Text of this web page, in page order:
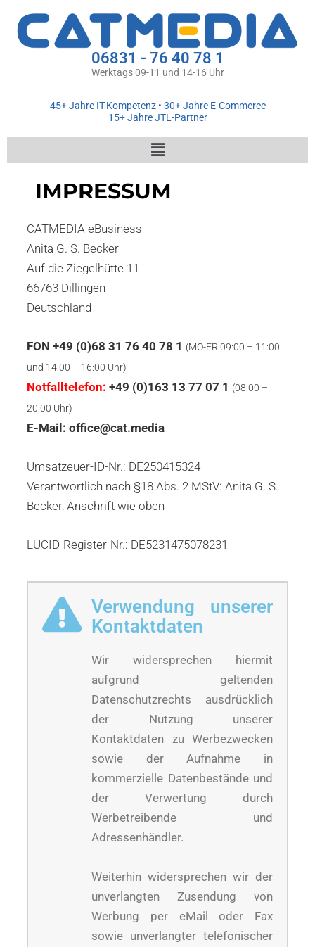
Inhalt
springen
06831 - 76 40 78 1
Werktags 09-11 und 14-16 Uhr
45+ Jahre IT-Kompetenz • 30+ Jahre E-Commerce
15+ Jahre JTL-Partner
Menü
IMPRESSUM
CATMEDIA eBusiness
Anita G. S. Becker
Auf die Ziegelhütte 11
66763 Dillingen
Deutschland
FON +49 (0)68 31 76 40 78 1 (MO-FR 09:00 – 11:00
und 14:00 – 16:00 Uhr)
Notfalltelefon: +49 (0)163 13 77 07 1 (08:00 –
20:00 Uhr)
E-Mail: office@cat.media
Umsatzeuer-ID-Nr.: DE250415324
Verantwortlich nach §18 Abs. 2 MStV: Anita G. S.
Becker, Anschrift wie oben
LUCID-Register-Nr.: DE5231475078231
Verwendung unserer
Kontaktdaten
Wir widersprechen hiermit
aufgrund geltenden
Datenschutzrechts ausdrücklich
der Nutzung unserer
Kontaktdaten zu Werbezwecken
sowie der Aufnahme in
kommerzielle Datenbestände und
der Verwertung durch
Werbetreibende und
Adressenhändler.
Weiterhin widersprechen wir der
unverlangten Zusendung von
Werbung per eMail oder Fax
sowie unverlangter telefonischer